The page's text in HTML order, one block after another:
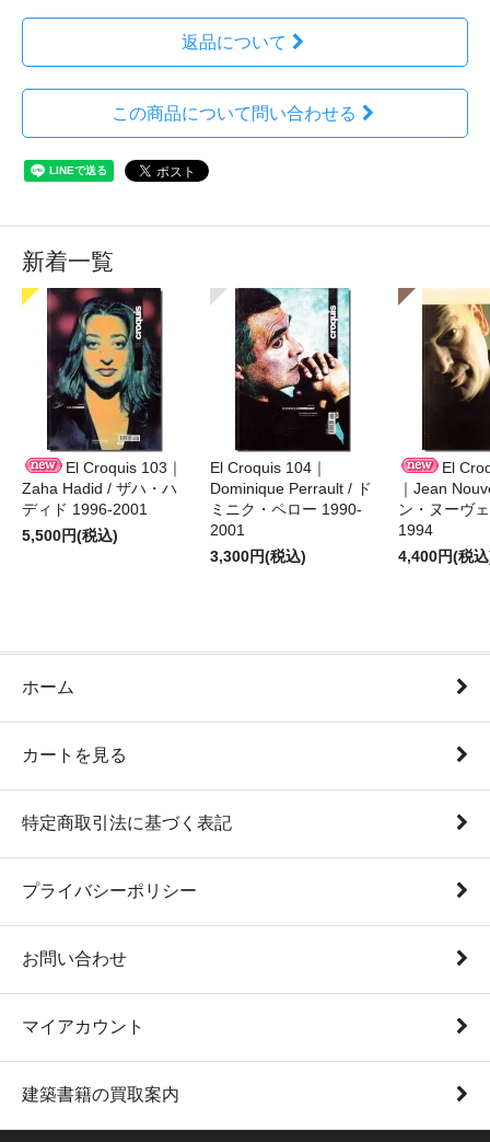
返品について
この商品について問い合わせる
新着一覧
El Croquis 103｜
Zaha Hadid / ザハ・ハ
ディド 1996-2001
5,500円(税込)
El Croquis 104｜
Dominique Perrault / ド
ミニク・ペロー 1990-
2001
3,300円(税込)
El
｜Jean
ン・ヌーヴ
1994
4,400円(税
ホーム
カートを見る
特定商取引法に基づく表記
プライバシーポリシー
お問い合わせ
マイアカウント
建築書籍の買取案内